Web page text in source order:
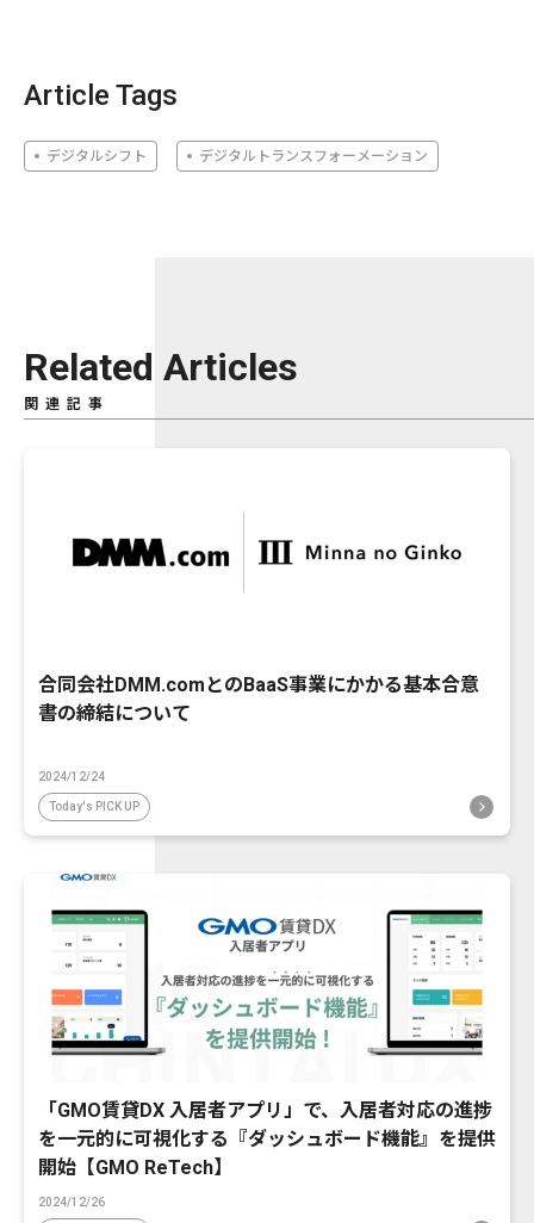
Article Tags
デジタルシフト デジタルトランスフォーメーション
Related Articles
関連記事
合同会社DMM.comとのBaaS事業にかかる基本合意
書の締結について
2024/12/24
Today's PICK UP
「GMO賃貸DX 入居者アプリ」で、入居者対応の進捗
を一元的に可視化する『ダッシュボード機能』を提供
開始【GMO ReTech】
2024/12/26